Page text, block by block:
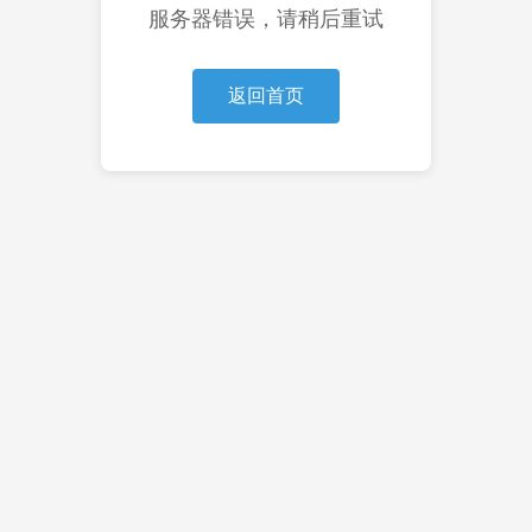
服务器错误，请稍后重试
返回首页